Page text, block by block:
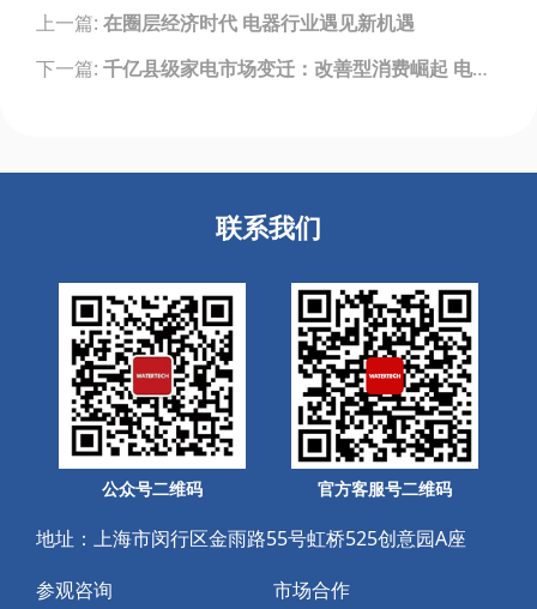
navigation
上一篇: 在圈层经济时代 电器行业遇见新机遇
下一篇: 千亿县级家电市场变迁：改善型消费崛起 电商平台加速下沉
联系我们
公众号二维码 官方客服号二维码
地址：上海市闵行区金雨路55号虹桥525创意园A座
参观咨询
市场合作